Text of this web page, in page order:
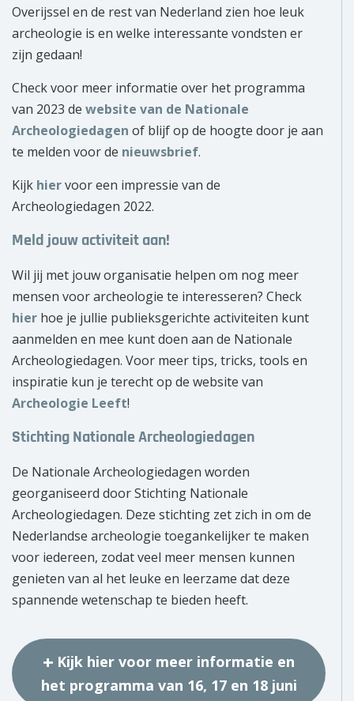
Overijssel en de rest van Nederland zien hoe leuk
archeologie is en welke interessante vondsten er
zijn gedaan!
Check voor meer informatie over het programma
van 2023 de website van de Nationale
Archeologiedagen of blijf op de hoogte door je aan
te melden voor de nieuwsbrief.
Kijk hiervoor een impressie van de
Archeologiedagen 2022.
Meld jouw activiteit aan!
Wil jij met jouw organisatie helpen om nog meer
mensen voor archeologie te interesseren? Check
hier hoe je jullie publieksgerichte activiteiten kunt
aanmelden en mee kunt doen aan de Nationale
Archeologiedagen. Voor meer tips, tricks, tools en
inspiratie kun je terecht op de website van
Archeologie Leeft!
Stichting Nationale Archeologiedagen
De Nationale Archeologiedagen worden
georganiseerd door Stichting Nationale
Archeologiedagen. Deze stichting zet zich in om de
Nederlandse archeologie toegankelijker te maken
voor iedereen, zodat veel meer mensen kunnen
genieten van al het leuke en leerzame dat deze
spannende wetenschap te bieden heeft.
Kijk hier voor meer informatie en
het programma van 16, 17 en 18 juni